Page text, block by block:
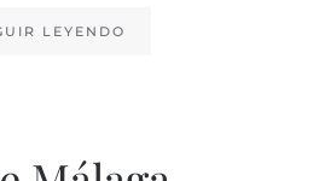
LEYENDO